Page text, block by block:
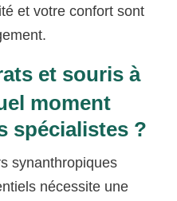
et votre confort sont
et souris à
moment
spécialistes ?
synanthropiques
nécessite une